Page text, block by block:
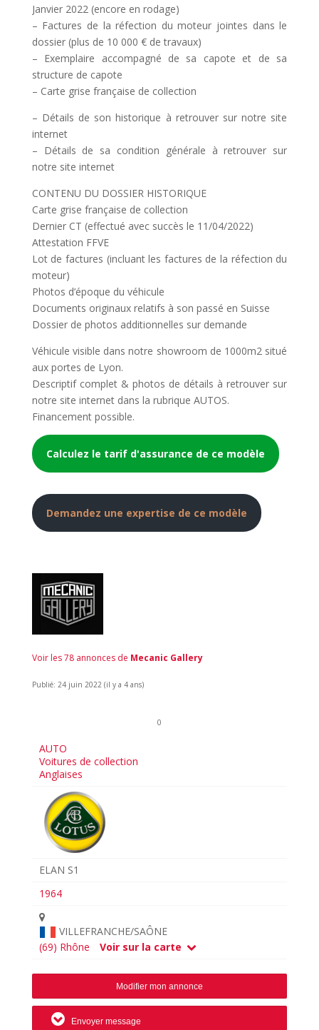
Janvier 2022 (encore en rodage)
– Factures de la réfection du moteur jointes dans le
dossier (plus de 10 000 € de travaux)
– Exemplaire accompagné de sa capote et de sa
structure de capote
– Carte grise française de collection
– Détails de son historique à retrouver sur notre site
internet
– Détails de sa condition générale à retrouver sur
notre site internet
CONTENU DU DOSSIER HISTORIQUE
Carte grise française de collection
Dernier CT (effectué avec succès le 11/04/2022)
Attestation FFVE
Lot de factures (incluant les factures de la réfection du
moteur)
Photos d’époque du véhicule
Documents originaux relatifs à son passé en Suisse
Dossier de photos additionnelles sur demande
Véhicule visible dans notre showroom de 1000m2 situé
aux portes de Lyon.
Descriptif complet & photos de détails à retrouver sur
notre site internet dans la rubrique AUTOS.
Financement possible.
Calculez le tarif d'assurance de ce modèle
Demandez une expertise de ce modèle
Voir les 78 annonces de Mecanic Gallery
Publié: 24 juin 2022 (il y a 4 ans)
0
AUTO
Voitures de collection
Anglaises
ELAN S1
1964
VILLEFRANCHE/SAÔNE
(69) Rhône
Voir sur la carte
Modifier mon annonce
Envoyer message